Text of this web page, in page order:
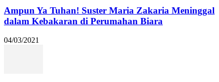
Ampun Ya Tuhan! Suster Maria Zakaria Meninggal
dalam Kebakaran di Perumahan Biara
04/03/2021